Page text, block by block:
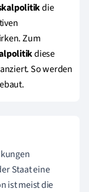
die
. Zum
diese
. So werden
Staat eine
ist meist die